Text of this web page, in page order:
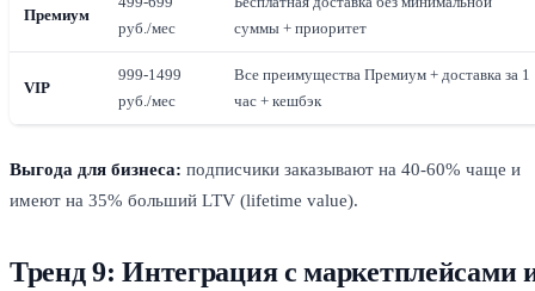
Премиум
руб./мес
суммы + приоритет
VIP
999-1499
руб./мес
Все преимущества Премиум + доставка за 1
час + кешбэк
Выгода для бизнеса: подписчики заказывают на 40-60% чаще и
имеют на 35% больший LTV (lifetime value).
Тренд 9: Интеграция с маркетплейсами